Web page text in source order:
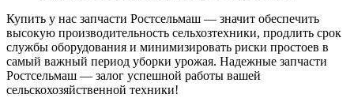
Купить у нас запчасти Ростсельмаш — значит обеспечить
высокую производительность сельхозтехники, продлить срок
службы оборудования и минимизировать риски простоев в
самый важный период уборки урожая. Надежные запчасти
Ростсельмаш — залог успешной работы вашей
сельскохозяйственной техники!